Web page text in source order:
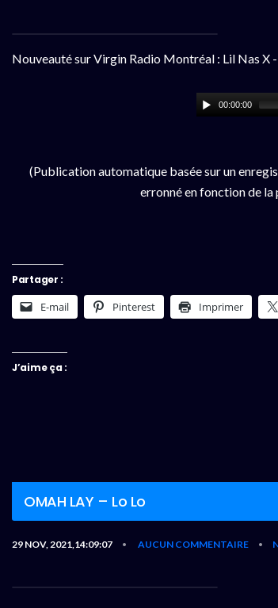
Nouveauté sur Virgin Radio Montréal : Lil Nas X
00:00:00
(Publication automatique basée sur un
erronné en fonction de la
Partager :
E-mail Pinterest Imprimer
J’aime ça :
OMAH LAY – Lo Lo
29 NOV, 2021,14:09:07 • AUCUN COMMENTAIRE •